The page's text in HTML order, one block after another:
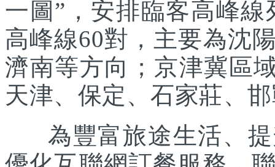
一圖”，安排臨客高峰
高峰線60對，主要為沈
濟南等方向；京津冀區
天津、保定、石家莊、
為豐富旅途生活、提